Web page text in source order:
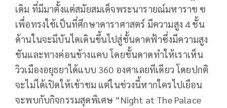
เดิม ที่มีมาตั้งแต่สมัยสมเด็จพระนารายณ์มหาราช ฃ
เพื่อทรงใช้เป็นที่ศึกษาดาราศาสตร์ มีความสูง 4 ชั้น
ด้านในจะมีบันไดเดินขึ้นไปสู่ชั้นดาดฟ้าซึ่งมีความสูง
ชันและทางค่อนข้างแคบ โดยชั้นดาดทำให้เราเห็น
วิวเมืองอยุธยาได้แบบ 360 องศาเลยทีเดียว โดยปกติ
จะไม่ได้เปิดให้เข้าชม แต่ในช่วงนี้หากใครไปเยือน
จะพบกับกิจกรรมสุดพิเศษ “Night at The Palace